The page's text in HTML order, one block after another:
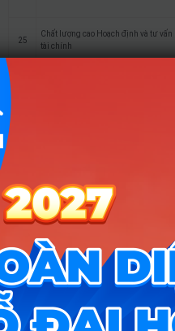
25
Chất lượng cao Hoạch định và tư vấn
tài chính
29 Logistics và quản lý chuỗi cung ứng
30
Kinh doanh quốc tế (ĐH Coventry,
Cấp song bằng)
31 Chất lượng cao Kinh doanh quốc tế